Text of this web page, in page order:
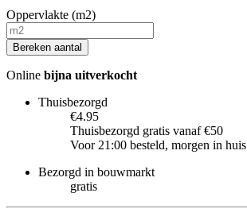
Oppervlakte (m2)
Bereken aantal
Online bijna uitverkocht
Thuisbezorgd
€4.95
Thuisbezorgd gratis vanaf €50
Voor 21:00 besteld, morgen in huis
Bezorgd in bouwmarkt
gratis